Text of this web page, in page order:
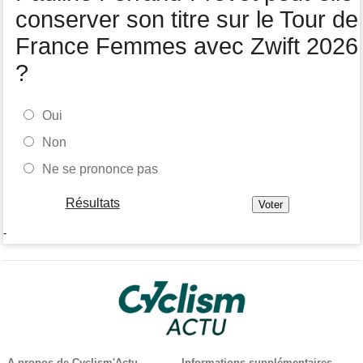
conserver son titre sur le Tour de
France Femmes avec Zwift 2026
?
Oui
Non
Ne se prononce pas
Résultats
-